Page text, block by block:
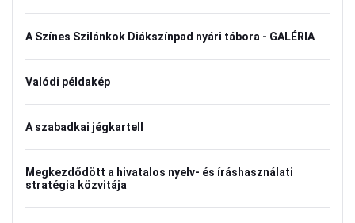
A Színes Szilánkok Diákszínpad nyári tábora - GALÉRIA
Valódi példakép
A szabadkai jégkartell
Megkezdődött a hivatalos nyelv- és íráshasználati
stratégia közvitája